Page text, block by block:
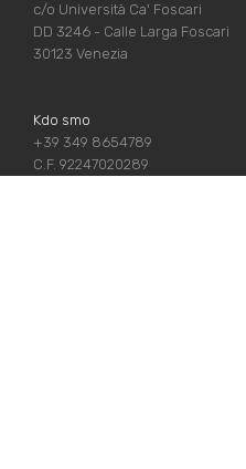
c/o Università Ca' Foscari
DD 3246 - Calle Larga Foscari
30123 Venezia
Kdo smo
+39 349 8654789
C.F. 92247020289